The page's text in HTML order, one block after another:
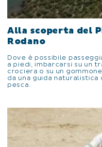
Alla scoperta del
Rodano
Dove è possibile
a piedi, imbarcarsi su un
crociera o su un
da una guida naturalistica
pesca.